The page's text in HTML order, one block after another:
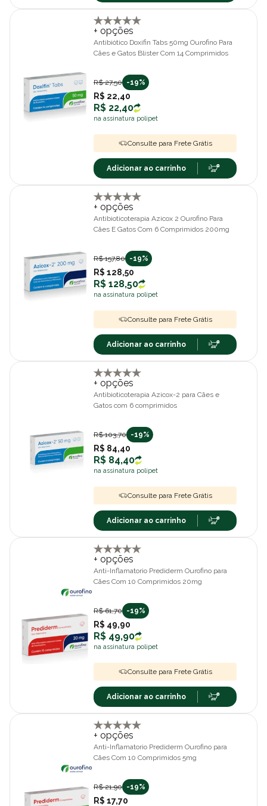
+ opções
Antibiótico Doxifin Tabs 50mg Ourofino Para
Cães e Gatos Blister Com 14 Comprimidos
R$ 27,50 -19%
R$ 22,40
R$ 22,40
na assinatura polipet
Consulte para Frete Grátis
Adicionar ao carrinho
+ opções
Antibioticoterapia Azicox 2 Ourofino Para
Cães E Gatos Com 6 Comprimidos 200mg
R$ 157,80 -19%
R$ 128,50
R$ 128,50
na assinatura polipet
Consulte para Frete Grátis
Adicionar ao carrinho
+ opções
Antibioticoterapia Azicox-2 para Cães e
Gatos com 6 comprimidos
R$ 103,70 -19%
R$ 84,40
R$ 84,40
na assinatura polipet
Consulte para Frete Grátis
Adicionar ao carrinho
+ opções
Anti-Inflamatorio Prediderm Ourofino para
Cães Com 10 Comprimidos 20mg
R$ 61,70 -19%
R$ 49,90
R$ 49,90
na assinatura polipet
Consulte para Frete Grátis
Adicionar ao carrinho
+ opções
Anti-Inflamatorio Prediderm Ourofino para
Cães Com 10 Comprimidos 5mg
R$ 21,90 -19%
R$ 17,70